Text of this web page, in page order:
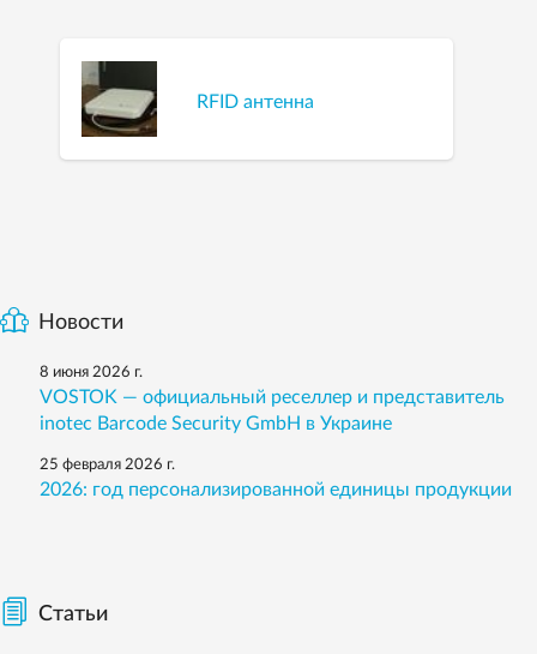
RFID антенна
Новости
8 июня 2026 г.
VOSTOK — официальный реселлер и представитель
inotec Barcode Security GmbH в Украине
25 февраля 2026 г.
2026: год персонализированной единицы продукции
Статьи